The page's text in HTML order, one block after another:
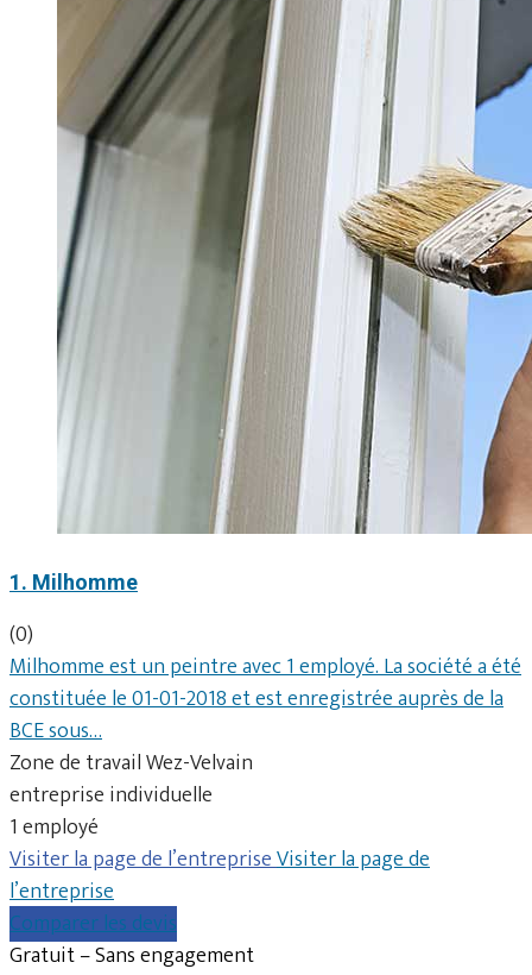
1. Milhomme
(0)
Milhomme est un peintre avec 1 employé. La société a été
constituée le 01-01-2018 et est enregistrée auprès de la
BCE sous…
Zone de travail Wez-Velvain
entreprise individuelle
1 employé
Visiter la page de l’entrepriseVisiter la page de
l’entreprise
Comparer les devis
Gratuit – Sans engagement